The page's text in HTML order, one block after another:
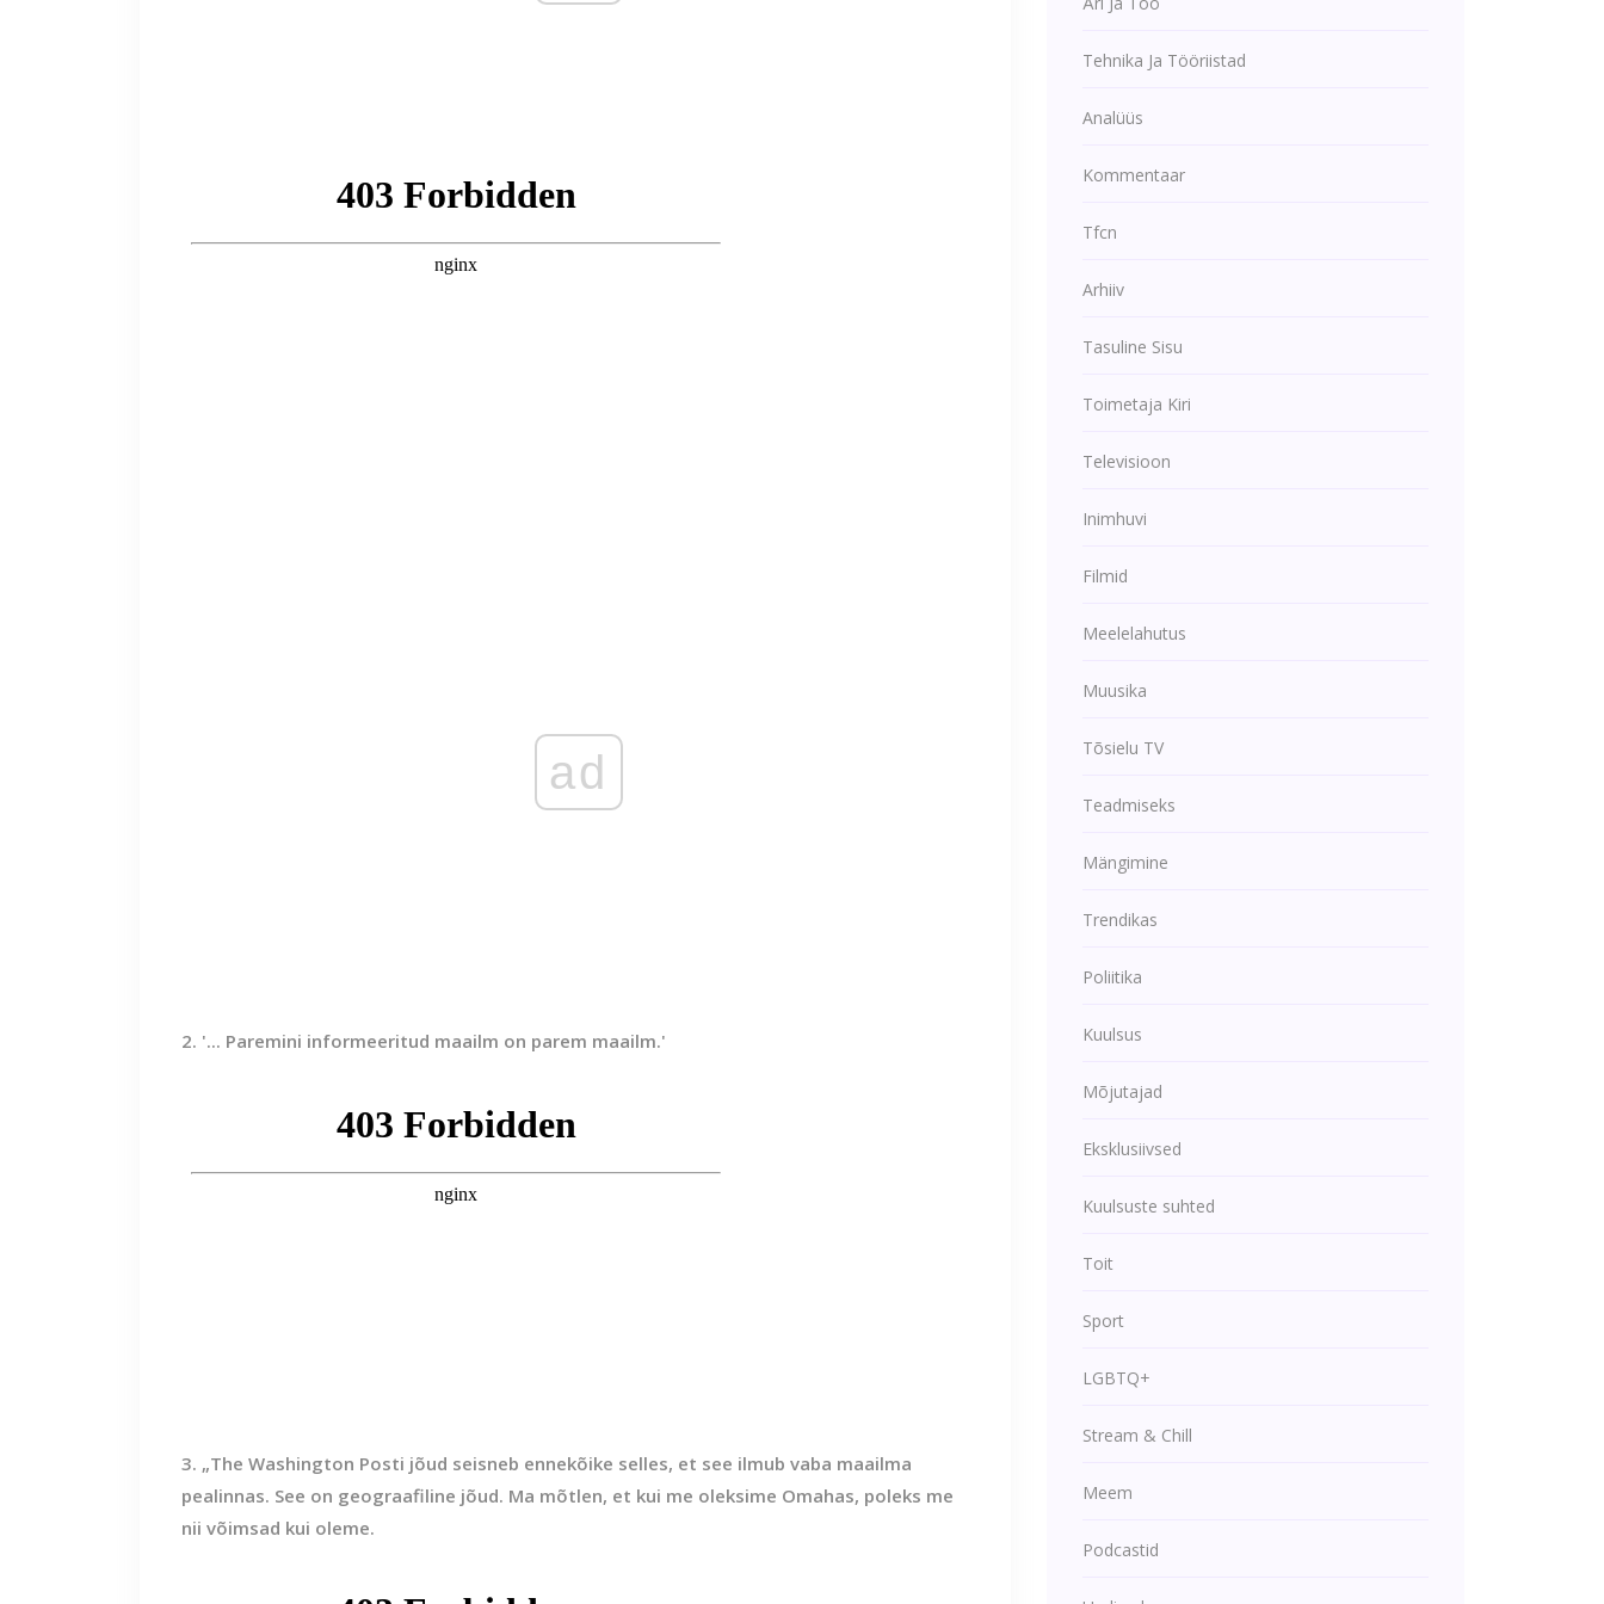
ad
2. '... Paremini informeeritud maailm on parem maailm.'
3. „The Washington Posti jõud seisneb ennekõike selles, et see ilmub vaba maailma
pealinnas. See on geograafiline jõud. Ma mõtlen, et kui me oleksime Omahas, poleks me
nii võimsad kui oleme.
Tehnika Ja Tööriistad
Analüüs
Kommentaar
Tfcn
Arhiiv
Tasuline Sisu
Toimetaja Kiri
Televisioon
Inimhuvi
Filmid
Meelelahutus
Muusika
Tõsielu TV
Teadmiseks
Mängimine
Trendikas
Poliitika
Kuulsus
Mõjutajad
Eksklusiivsed
Kuulsuste suhted
Toit
Sport
LGBTQ+
Stream & Chill
Meem
Podcastid